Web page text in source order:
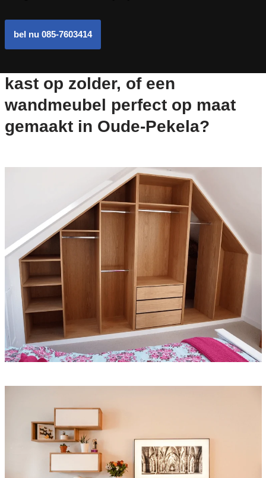
bel nu 085-7603414
kast op zolder, of een
wandmeubel perfect op maat
gemaakt in Oude-Pekela?